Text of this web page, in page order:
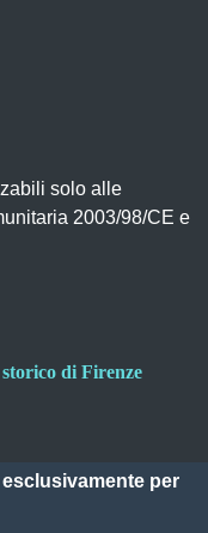
solo alle
2003/98/CE e
di Firenze
per